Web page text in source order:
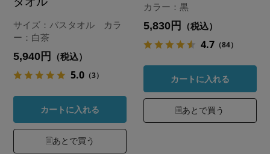
サイズ：バスタオル カラ
ー：白茶
5,940円 （税込）
5.0 （3）
カートに入れる
あとで買う
カラー：黒
5,830円 （税込）
4.7 （84）
カートに入れる
あとで買う